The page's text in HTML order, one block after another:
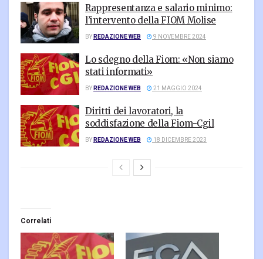
Rappresentanza e salario minimo:
l’intervento della FIOM Molise
BYREDAZIONE WEB 9 NOVEMBRE 2024
Lo sdegno della Fiom: «Non siamo
stati informati»
BYREDAZIONE WEB 21 MAGGIO 2024
Diritti dei lavoratori, la
soddisfazione della Fiom-Cgil
BYREDAZIONE WEB 18 DICEMBRE 2023
Correlati